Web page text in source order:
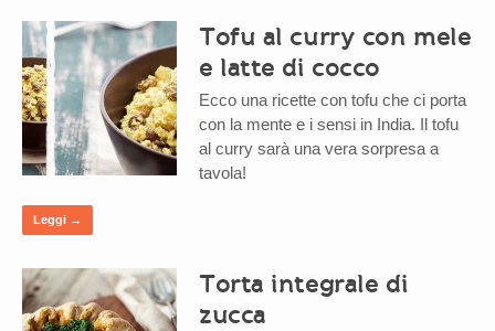
Tofu al curry con mele
e latte di cocco
Ecco una ricette con tofu che ci porta
con la mente e i sensi in India. Il tofu
al curry sarà una vera sorpresa a
tavola!
Leggi →
Torta integrale di
zucca